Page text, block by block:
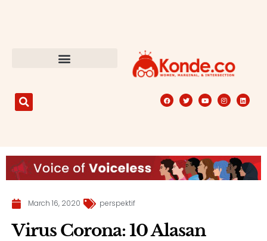
March 16, 2020 perspektif
Virus Corona: 10 Alasan